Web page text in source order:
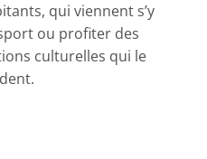
qui viennent s’y
ou profiter des
culturelles qui le